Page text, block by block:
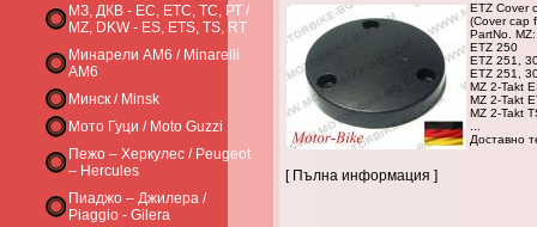
МЗ, ДКВ - ЕС, ЕТС, ТС, РТ /
MZ, DKW - ES, ETS, TS, RT
Минарели AM6 / Minarelli
AM6
Минск / Minsk
Мото Гуци / Moto Guzzi
Пежо – Херкулес / Peugeot
– Hercules
Пиаджо – Джилера /
Piaggio - Gilera
ETZ Cover
(Cover cap
PartNo.
ETZ 250
ETZ 251,
ETZ 251,
MZ 2-Takt
MZ 2-Takt
MZ 2-Takt
Доставно
[ Пълна информация ]